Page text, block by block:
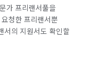
가 프리랜서풀을
청한 프리랜서뿐
서의 지원서도 확인할